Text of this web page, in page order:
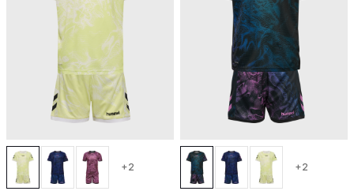
+2 +2